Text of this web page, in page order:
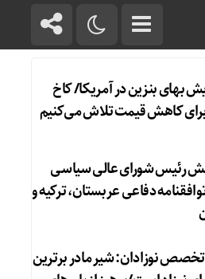
بهای بنزین در آمریکا/ کاخ
کاهش قیمت تلاش می‌کنیم
رئیس شورای عالی سیاسی
دفاعی عربستان، ترکیه و
نوزادان: شیر مادر برترین